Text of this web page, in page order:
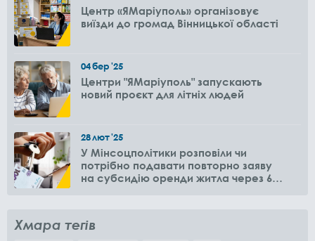
Центр «ЯМаріуполь» організовує
виїзди до громад Вінницької області
04бер'25
Центри "ЯМаріуполь" запускають
новий проєкт для літніх людей
28лют'25
У Мінсоцполітики розповіли чи
потрібно подавати повторно заяву
на субсидію оренди житла через 6
Хмара тегів